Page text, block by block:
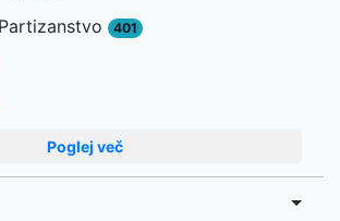
401
Poglej več